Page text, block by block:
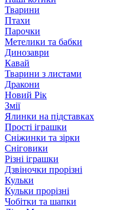
Тварини
Птахи
Парочки
Метелики та бабки
Динозаври
Кавай
Тварини з листами
Дракони
Новий Рік
Змії
Ялинки на підставках
Прості іграшки
Сніжинки та зірки
Сніговики
Різні іграшки
Дзвіночки прорізні
Кульки
Кульки прорізні
Чобітки та шапки